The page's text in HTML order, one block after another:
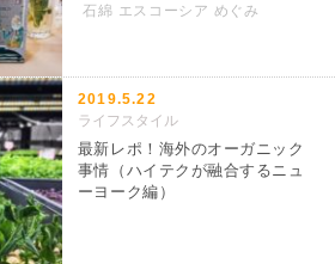
石綿 エスコーシア めぐみ
2019.5.22
ライフスタイル
最新レポ！海外のオーガニック
事情（ハイテクが融合するニュ
ーヨーク編）